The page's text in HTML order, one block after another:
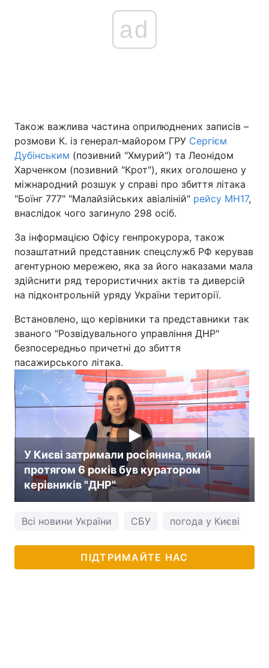
ad
Також важлива частина оприлюднених записів –
розмови К. із генерал-майором ГРУ Сергієм
Дубінським (позивний "Хмурий") та Леонідом
Харченком (позивний "Крот"), яких оголошено у
міжнародний розшук у справі про збиття літака
"Боїнг 777" "Малайзійських авіаліній" рейсу MH17,
внаслідок чого загинуло 298 осіб.
За інформацією Офісу генпрокурора, також
позаштатний представник спецслужб РФ керував
агентурною мережею, яка за його наказами мала
здійснити ряд терористичних актів та диверсій
на підконтрольній уряду України території.
Встановлено, що керівники та представники так
званого "Розвідувального управління ДНР"
безпосередньо причетні до збиття
пасажирського літака.
У Києві затримали росіянина, який
протягом 6 років був куратором
керівників "ДНР"
Всі новини України СБУ погода у Києві
ПІДТРИМАЙТЕ НАС